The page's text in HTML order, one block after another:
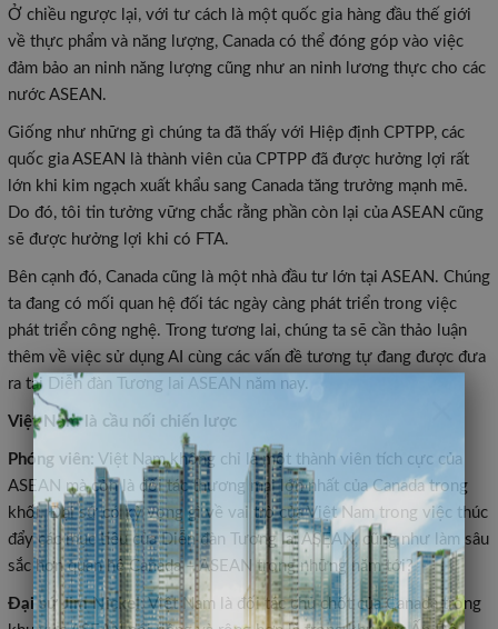
Ở chiều ngược lại, với tư cách là một quốc gia hàng đầu thế giới
về thực phẩm và năng lượng, Canada có thể đóng góp vào việc
đảm bảo an ninh năng lượng cũng như an ninh lương thực cho các
nước ASEAN.
Giống như những gì chúng ta đã thấy với Hiệp định CPTPP, các
quốc gia ASEAN là thành viên của CPTPP đã được hưởng lợi rất
lớn khi kim ngạch xuất khẩu sang Canada tăng trưởng mạnh mẽ.
Do đó, tôi tin tưởng vững chắc rằng phần còn lại của ASEAN cũng
sẽ được hưởng lợi khi có FTA.
Bên cạnh đó, Canada cũng là một nhà đầu tư lớn tại ASEAN. Chúng
ta đang có mối quan hệ đối tác ngày càng phát triển trong việc
phát triển công nghệ. Trong tương lai, chúng ta sẽ cần thảo luận
thêm về việc sử dụng AI cùng các vấn đề tương tự đang được đưa
ra tại Diễn đàn Tương lai ASEAN năm nay.
Việt Nam là cầu nối chiến lược
Phóng viên: Việt Nam không chỉ là một thành viên tích cực của
ASEAN mà còn là đối tác thương mại lớn nhất của Canada trong
khối. Đại sứ có kỳ vọng gì về vai trò của Việt Nam trong việc thúc
đẩy các mục tiêu của Diễn đàn Tương lai ASEAN, cũng như làm sâu
sắc hơn quan hệ Canada – ASEAN trong những năm tới?
Đại sứ Jim Nickel:Việt Nam là đối tác chủ chốt của Canada trong